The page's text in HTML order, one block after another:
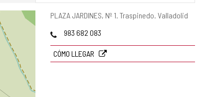
Dirección
PLAZA JARDINES, Nº 1. Traspinedo. Valladolid
Teléfonos
983 682 083
CÓMO LLEGAR